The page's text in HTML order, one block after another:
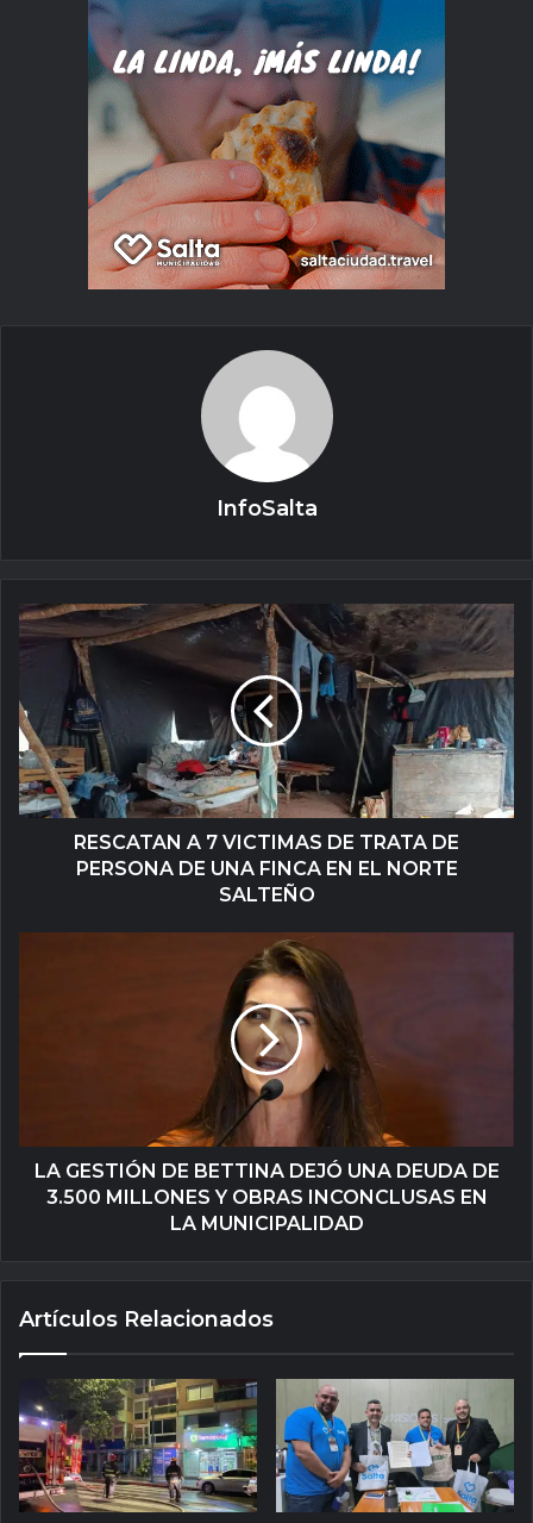
InfoSalta
RESCATAN A 7 VICTIMAS DE TRATA DE
PERSONA DE UNA FINCA EN EL NORTE
SALTEÑO
LA GESTIÓN DE BETTINA DEJÓ UNA DEUDA DE
3.500 MILLONES Y OBRAS INCONCLUSAS EN
LA MUNICIPALIDAD
Artículos Relacionados